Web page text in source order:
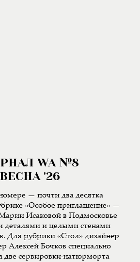
WA №8
ВЕСНА '26
— почти два десятка
«Особое приглашение» —
Исаковой в Подмосковье
деталями и целыми стенами
Для рубрики «Стол» дизайнер
Алексей Бочков специально
две сервировки-натюрморта